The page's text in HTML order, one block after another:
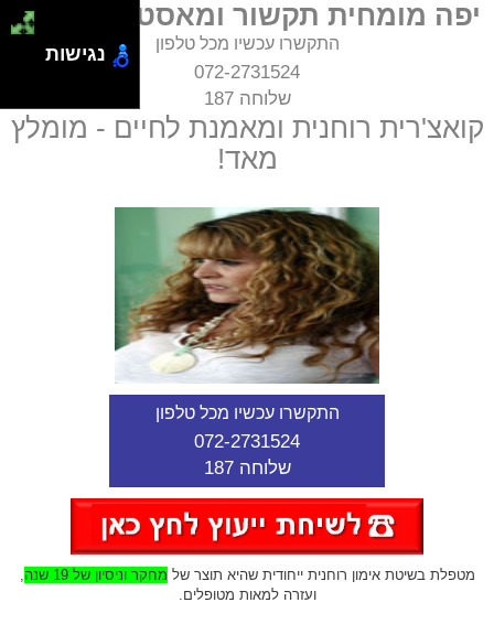
יפה מומחית תקשור ומאסטר בהילינג
התקשרו עכשיו מכל טלפון
072-2731524
שלוחה 187
קואצ'רית רוחנית ומאמנת לחיים - מומלץ
מאד!
התקשרו עכשיו מכל טלפון
072-2731524
שלוחה 187
מטפלת בשיטת אימון רוחנית ייחודית שהיא תוצר של מחקר וניסיון של 19 שנה
ועזרה למאות מטופלים.
נגישות